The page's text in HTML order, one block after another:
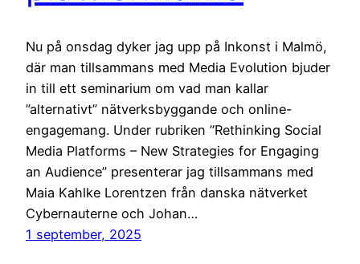
Nu på onsdag dyker jag upp på Inkonst i Malmö,
där man tillsammans med Media Evolution bjuder
in till ett seminarium om vad man kallar
”alternativt” nätverksbyggande och online-
engagemang. Under rubriken ”Rethinking Social
Media Platforms – New Strategies for Engaging
an Audience” presenterar jag tillsammans med
Maia Kahlke Lorentzen från danska nätverket
Cybernauterne och Johan…
1 september, 2025